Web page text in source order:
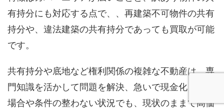
有持分にも対応する点で、、再建築不可物件の共有
持分や、違法建築の共有持分であっても買取が可能
です。
共有持分や底地など権利関係の複雑な不動産は、専
門知識を活かして問題を解決、急いで現金化したい
場合や条件の整わない状況でも、現状のままで高価